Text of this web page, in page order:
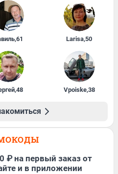
,61 Larisa,50
,48 Vpoiske,38
₽ на первый заказ от
и в приложении